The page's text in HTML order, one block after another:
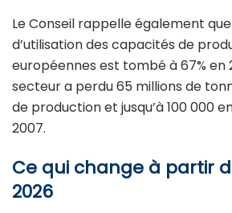
Le Conseil rappelle également
d’utilisation des capacités de
européennes est tombé à 67% en
secteur a perdu 65 millions de
de production et jusqu’à 100 000
2007.
Ce qui change à partir
2026